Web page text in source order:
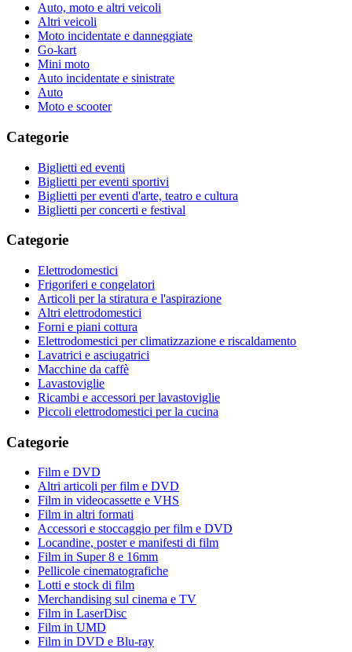
Auto, moto e altri veicoli
Altri veicoli
Moto incidentate e danneggiate
Go-kart
Mini moto
Auto incidentate e sinistrate
Auto
Moto e scooter
Categorie
Biglietti ed eventi
Biglietti per eventi sportivi
Biglietti per eventi d'arte, teatro e cultura
Biglietti per concerti e festival
Categorie
Elettrodomestici
Frigoriferi e congelatori
Articoli per la stiratura e l'aspirazione
Altri elettrodomestici
Forni e piani cottura
Elettrodomestici per climatizzazione e riscaldamento
Lavatrici e asciugatrici
Macchine da caffè
Lavastoviglie
Ricambi e accessori per lavastoviglie
Piccoli elettrodomestici per la cucina
Categorie
Film e DVD
Altri articoli per film e DVD
Film in videocassette e VHS
Film in altri formati
Accessori e stoccaggio per film e DVD
Locandine, poster e manifesti di film
Film in Super 8 e 16mm
Pellicole cinematografiche
Lotti e stock di film
Merchandising sul cinema e TV
Film in LaserDisc
Film in UMD
Film in DVD e Blu-ray